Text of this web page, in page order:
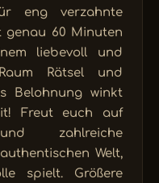
eng verzahnte
genau 60 Minuten
liebevoll und
Rätsel und
Belohnung winkt
Freut euch auf
zahlreiche
Welt,
spielt. Größere